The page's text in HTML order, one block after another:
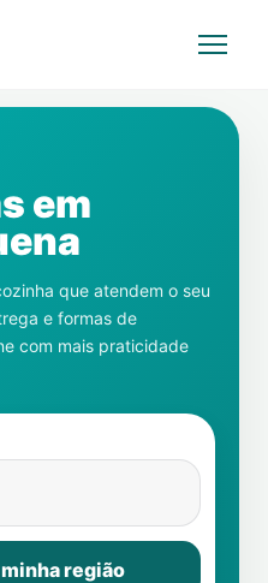
em
que atendem o seu
e formas de
com mais praticidade
região